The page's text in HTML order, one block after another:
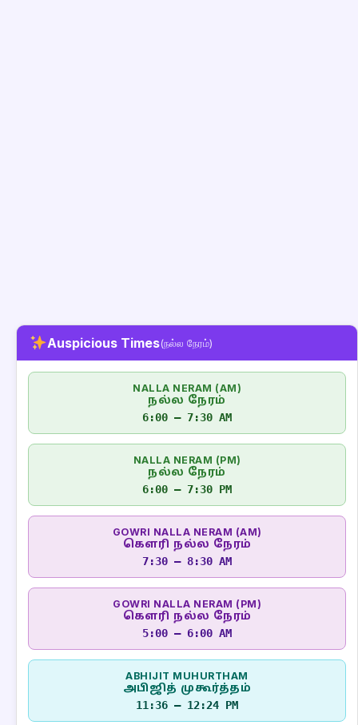
Auspicious Times(நல்ல நேரம்)
NALLA NERAM (AM)
நல்ல நேரம்
6:00 – 7:30 AM
NALLA NERAM (PM)
நல்ல நேரம்
6:00 – 7:30 PM
GOWRI NALLA NERAM (AM)
கௌரி நல்ல நேரம்
7:30 – 8:30 AM
GOWRI NALLA NERAM (PM)
கௌரி நல்ல நேரம்
5:00 – 6:00 AM
ABHIJIT MUHURTHAM
அபிஜித் முகூர்த்தம்
11:36 – 12:24 PM